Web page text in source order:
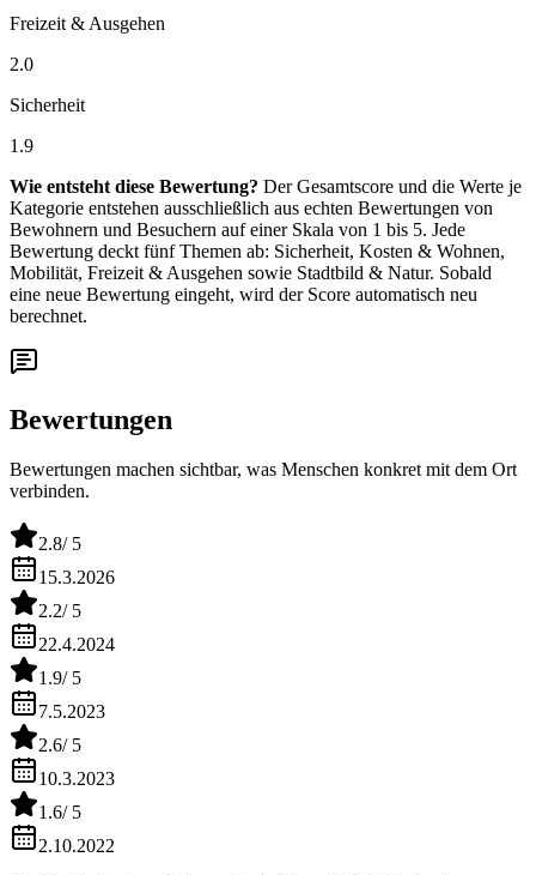
Freizeit & Ausgehen
2.0
Sicherheit
1.9
Wie entsteht diese Bewertung? Der Gesamtscore und die Werte je
Kategorie entstehen ausschließlich aus echten Bewertungen von
Bewohnern und Besuchern auf einer Skala von 1 bis 5. Jede
Bewertung deckt fünf Themen ab: Sicherheit, Kosten & Wohnen,
Mobilität, Freizeit & Ausgehen sowie Stadtbild & Natur. Sobald
eine neue Bewertung eingeht, wird der Score automatisch neu
berechnet.
Bewertungen
Bewertungen machen sichtbar, was Menschen konkret mit dem Ort
verbinden.
2.8/ 5
15.3.2026
2.2/ 5
22.4.2024
1.9/ 5
7.5.2023
2.6/ 5
10.3.2023
1.6/ 5
2.10.2022